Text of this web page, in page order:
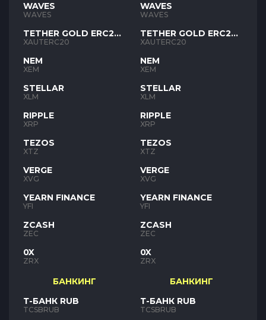
WAVES
WAVES
TETHER GOLD ERC20
XAUT
XAUTERC20
NEM
XEM
STELLAR
XLM
RIPPLE
XRP
TEZOS
XTZ
VERGE
XVG
YEARN FINANCE
YFI
ZCASH
ZEC
0X
ZRX
БАНКИНГ
Т-БАНК RUB
TCSBRUB
WAVES
WAVES
TETHER GOLD ERC20
XAUT
XAUTERC20
NEM
XEM
STELLAR
XLM
RIPPLE
XRP
TEZOS
XTZ
VERGE
XVG
YEARN FINANCE
YFI
ZCASH
ZEC
0X
ZRX
БАНКИНГ
Т-БАНК RUB
TCSBRUB